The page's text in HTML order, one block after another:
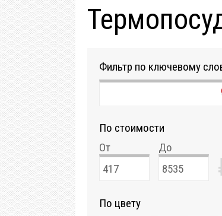
Фильтр по ключевому
По стоимости
От
До
По цвету